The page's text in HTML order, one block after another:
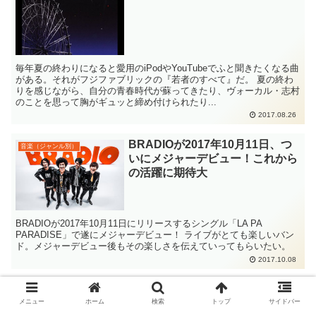
毎年夏の終わりになると愛用のiPodやYouTubeでふと聞きたくなる曲
がある。それがフジファブリックの『若者のすべて』だ。 夏の終わ
りを感じながら、自分の青春時代が蘇ってきたり、ヴォーカル・志村
のことを思って胸がギュッと締め付けられたり...
2017.08.26
音楽（ジャンル別）
BRADIOが2017年10月11日、つ
いにメジャーデビュー！これから
の活躍に期待大
BRADIOが2017年10月11日にリリースするシングル「LA PA
PARADISE」で遂にメジャーデビュー！ ライブがとても楽しいバン
ド。メジャーデビュー後もその楽しさを伝えていってもらいたい。
2017.10.08
音楽（ジャンル別）
「BUMP OF CHICKEN TOUR
2017-2018 PATHFINDER」幕張
メニュー ホーム 検索 トップ サイドバー